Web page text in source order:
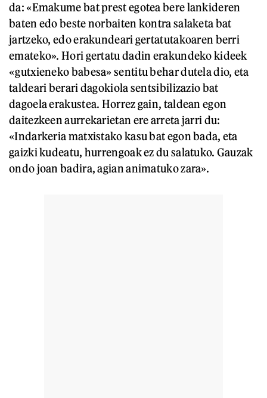
da: «Emakume bat prest egotea bere lankideren
baten edo beste norbaiten kontra salaketa bat
jartzeko, edo erakundeari gertatutakoaren berri
emateko». Hori gertatu dadin erakundeko kideek
«gutxieneko babesa» sentitu behar dutela dio, eta
taldeari berari dagokiola sentsibilizazio bat
dagoela erakustea. Horrez gain, taldean egon
daitezkeen aurrekarietan ere arreta jarri du:
«Indarkeria matxistako kasu bat egon bada, eta
gaizki kudeatu, hurrengoak ez du salatuko. Gauzak
ondo joan badira, agian animatuko zara».